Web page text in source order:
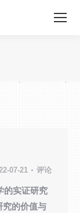
07-21 评论
实证研究
究的价值与